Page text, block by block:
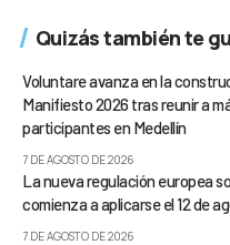
Quizás también te
Voluntare avanza en la
Manifiesto 2026 tras reunir a
participantes en Medellín
7 DE AGOSTO DE 2026
La nueva regulación europea
comienza a aplicarse el 12 de
7 DE AGOSTO DE 2026